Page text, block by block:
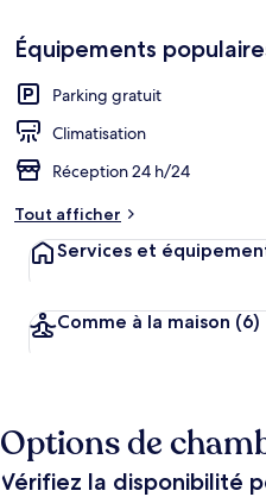
Équipements
Parking gratuit
Climatisation
Réception 24 h/24
Tout afficher
Services et
Comme à la maison (6)
Options de
Vérifiez la disponibilité